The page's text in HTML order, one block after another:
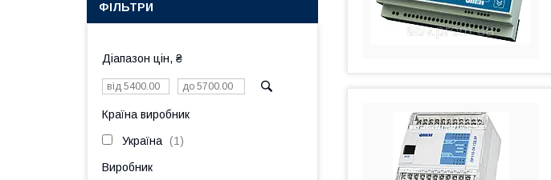
ФІЛЬТРИ
Діапазон цін, ₴
Країна виробник
Україна 1
Виробник